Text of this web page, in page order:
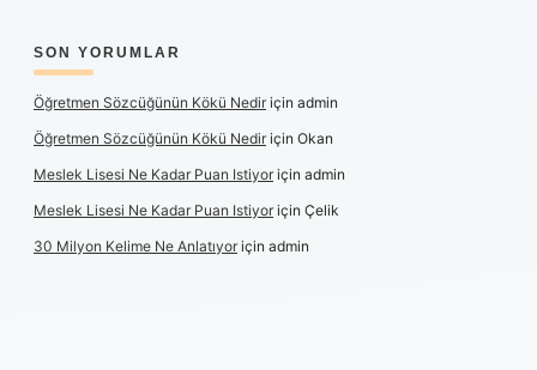
SON YORUMLAR
Öğretmen Sözcüğünün Kökü Nediriçin admin
Öğretmen Sözcüğünün Kökü Nediriçin Okan
Meslek Lisesi Ne Kadar Puan Istiyoriçin admin
Meslek Lisesi Ne Kadar Puan Istiyoriçin Çelik
30 Milyon Kelime Ne Anlatıyoriçin admin